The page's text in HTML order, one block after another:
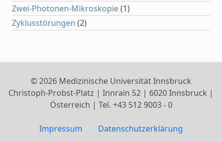
Zwei-Photonen-Mikroskopie(1)
Zyklusstörungen (2)
© 2026 Medizinische Universität Innsbruck
Christoph-Probst-Platz | Innrain 52 | 6020 Innsbruck |
Österreich | Tel. +43 512 9003 - 0
Impressum Datenschutzerklärung